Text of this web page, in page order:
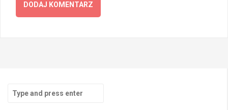
Search
for: